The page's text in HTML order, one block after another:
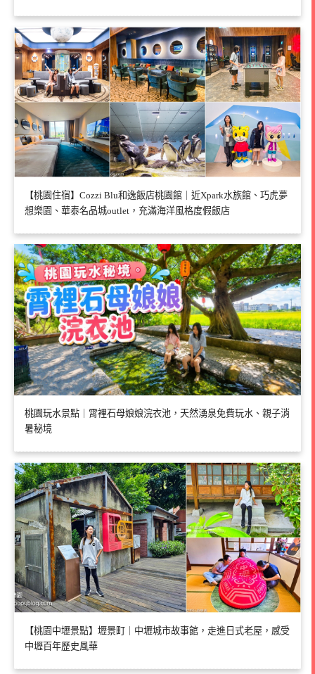
【桃園住宿】Cozzi Blu和逸飯店桃園館｜近Xpark水族館、巧虎夢
想樂園、華泰名品城outlet，充滿海洋風格度假飯店
桃園玩水景點｜霄裡石母娘娘浣衣池，天然湧泉免費玩水、親子消
暑秘境
【桃園中壢景點】壢景町｜中壢城市故事館，走進日式老屋，感受
中壢百年歷史風華